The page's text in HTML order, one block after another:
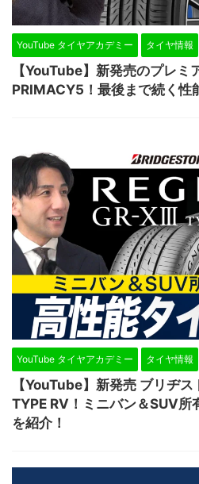
YouTube タイヤアカデミー タイヤ情報
【YouTube】新発売のプレミ
PRIMACY5！最後まで続く性
YouTube タイヤアカデミー タイヤ情報
【YouTube】新発売 ブリヂ
TYPE RV！ミニバン＆SUV所
を紹介！